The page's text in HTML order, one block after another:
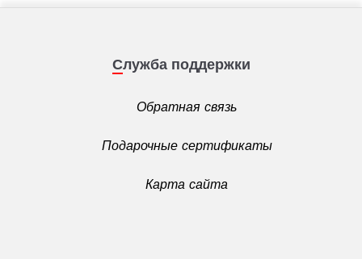
Служба поддержки
Обратная связь
Подарочные сертификаты
Карта сайта